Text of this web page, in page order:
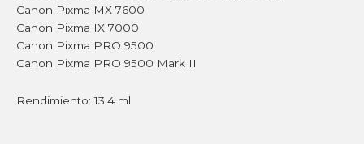
Canon Pixma MX 7600
Canon Pixma IX 7000
Canon Pixma PRO 9500
Canon Pixma PRO 9500 Mark II
Rendimiento: 13.4 ml